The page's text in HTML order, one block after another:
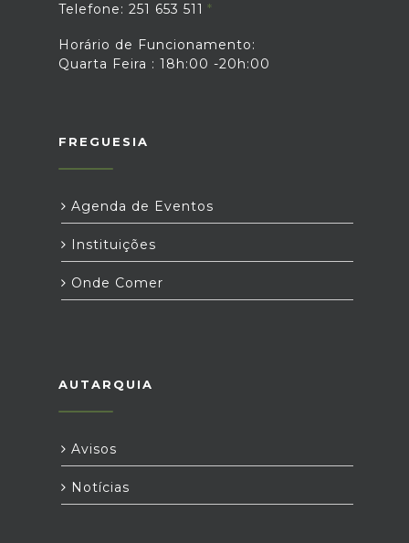
Telefone: 251 653 511
Horário de Funcionamento:
Quarta Feira : 18h:00 -20h:00
FREGUESIA
Agenda de Eventos
Instituições
Onde Comer
AUTARQUIA
Avisos
Notícias